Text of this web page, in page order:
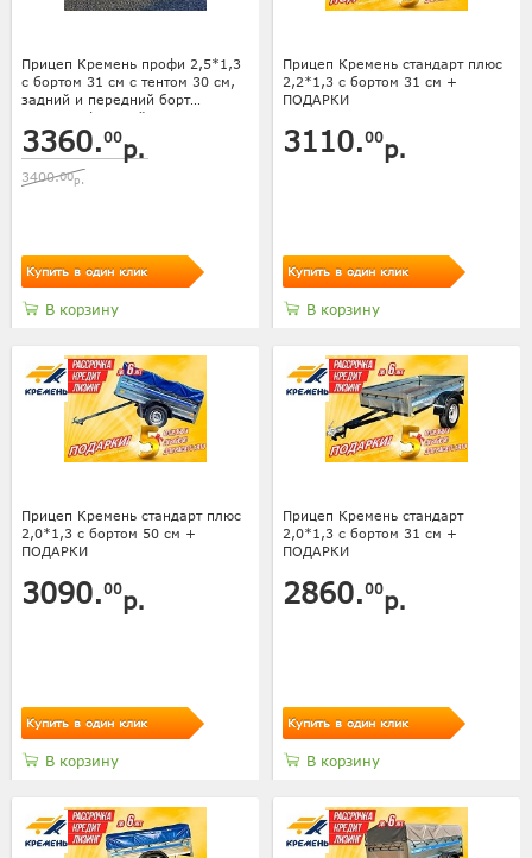
Прицеп Кремень профи 2,5*1,3
с бортом 31 см с тентом 30 см,
задний и передний борт
усилены фанерой
3360.00р.
3400.00р.
Купить в один клик
В корзину
Прицеп Кремень стандарт плюс
2,2*1,3 с бортом 31 см +
ПОДАРКИ
3110.00р.
Купить в один клик
В корзину
Прицеп Кремень стандарт плюс
2,0*1,3 с бортом 50 см +
ПОДАРКИ
3090.00р.
Купить в один клик
В корзину
Прицеп Кремень стандарт
2,0*1,3 с бортом 31 см +
ПОДАРКИ
2860.00р.
Купить в один клик
В корзину